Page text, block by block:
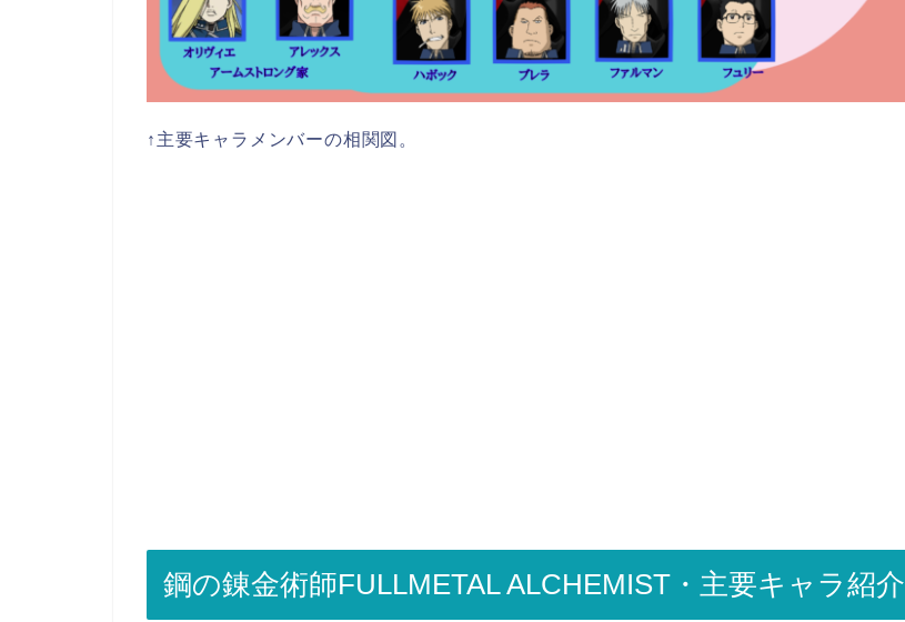
↑主要キャラメンバーの相関図。
鋼の錬金術師FULLMETAL ALCHEMIST・主要キャラ紹介